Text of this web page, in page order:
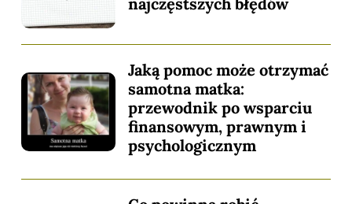
Jaką pomoc może otrzymać
samotna matka:
przewodnik po wsparciu
finansowym, prawnym i
psychologicznym